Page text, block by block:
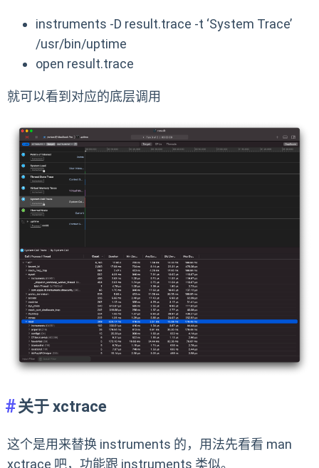
instruments -D result.trace -t ‘System Trace’
/usr/bin/uptime
open result.trace
就可以看到对应的底层调用
关于 xctrace
这个是用来替换 instruments 的，用法先看看 man
xctrace 吧，功能跟 instruments 类似。